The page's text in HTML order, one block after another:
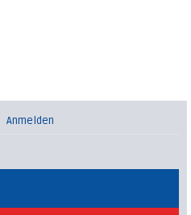
Anmelden